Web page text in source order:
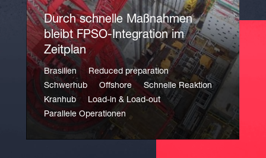
Durch schnelle Maßnahmen
bleibt FPSO-Integration im
Zeitplan
Brasilien
Reduced preparation
Schwerhub
Offshore
Schnelle Reaktion
Kranhub
Load-in & Load-out
Parallele Operationen